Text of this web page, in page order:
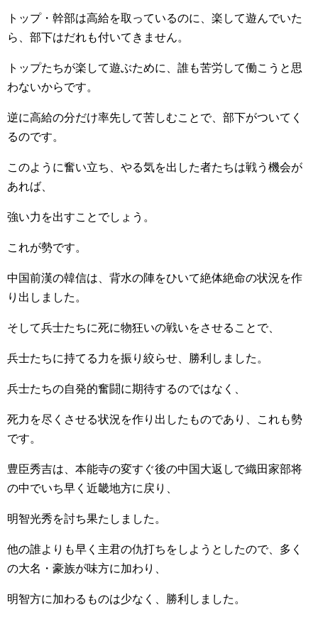
トップ・幹部は高給を取っているのに、楽して遊んでいた
ら、部下はだれも付いてきません。
トップたちが楽して遊ぶために、誰も苦労して働こうと思
わないからです。
逆に高給の分だけ率先して苦しむことで、部下がついてく
るのです。
このように奮い立ち、やる気を出した者たちは戦う機会が
あれば、
強い力を出すことでしょう。
これが勢です。
中国前漢の韓信は、背水の陣をひいて絶体絶命の状況を作
り出しました。
そして兵士たちに死に物狂いの戦いをさせることで、
兵士たちに持てる力を振り絞らせ、勝利しました。
兵士たちの自発的奮闘に期待するのではなく、
死力を尽くさせる状況を作り出したものであり、これも勢
です。
豊臣秀吉は、本能寺の変すぐ後の中国大返しで織田家部将
の中でいち早く近畿地方に戻り、
明智光秀を討ち果たしました。
他の誰よりも早く主君の仇打ちをしようとしたので、多く
の大名・豪族が味方に加わり、
明智方に加わるものは少なく、勝利しました。